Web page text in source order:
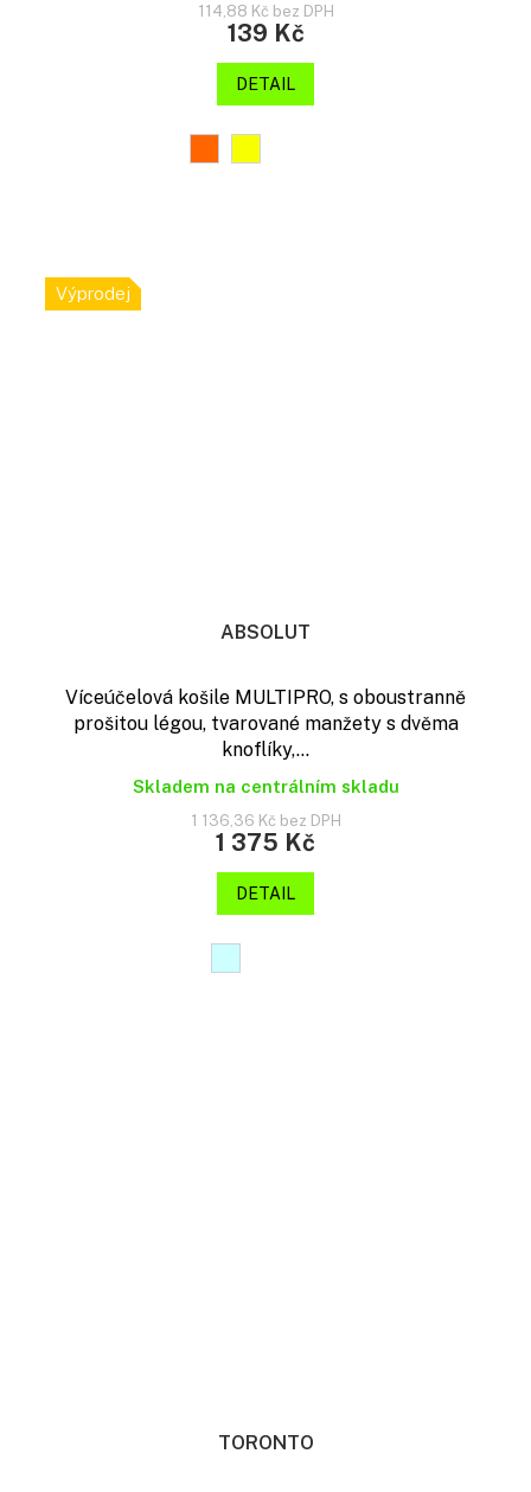
114,88 Kč bez DPH
139 Kč
DETAIL
Výprodej
ABSOLUT
Víceúčelová košile MULTIPRO, s oboustranně
prošitou légou, tvarované manžety s dvěma
knoflíky,...
Skladem na centrálním skladu
1 136,36 Kč bez DPH
1 375 Kč
DETAIL
TORONTO